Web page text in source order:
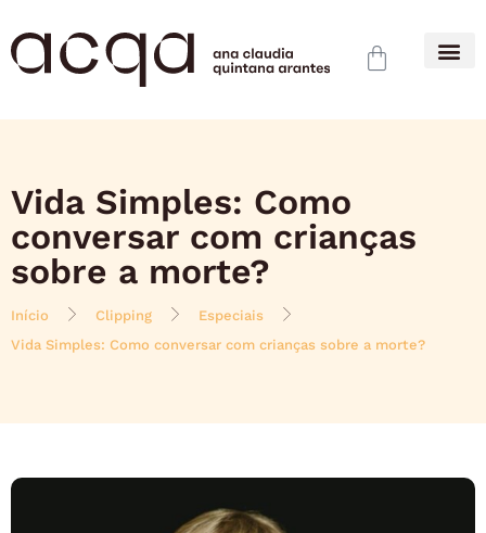
Vida Simples: Como
conversar com crianças
sobre a morte?
Início Clipping
Especiais
Vida Simples: Como conversar com crianças sobre a morte?